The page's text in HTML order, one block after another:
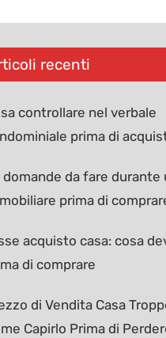
recenti
controllare nel verbale
prima di
domande da fare durante
prima di
acquisto casa: cosa
di comprare
di Vendita Casa
Capirlo Prima di